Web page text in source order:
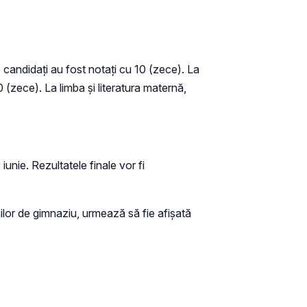
au fost notați cu 10 (zece). La
La limba și literatura maternă,
Rezultatele finale vor fi
de gimnaziu, urmează să fie afișată